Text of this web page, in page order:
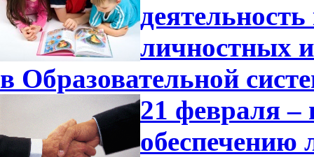
личностных
в Образовательной
21 февраля
обеспечению